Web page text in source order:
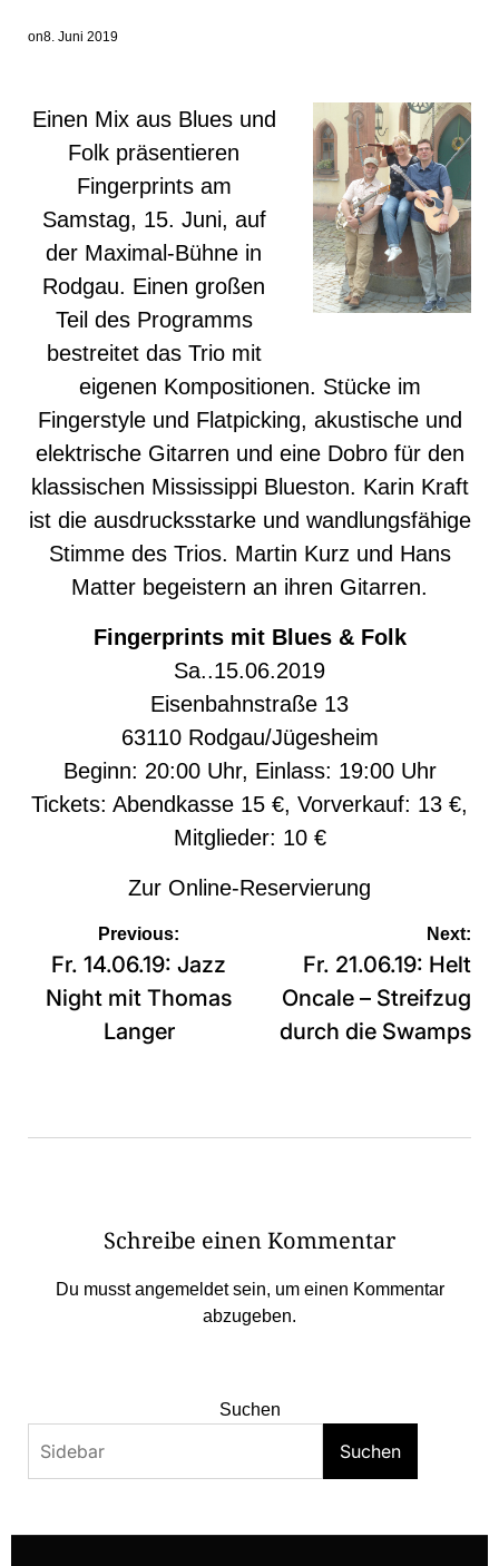
on8. Juni 2019
Einen Mix aus Blues und
Folk präsentieren
Fingerprints am
Samstag, 15. Juni, auf
der Maximal-Bühne in
Rodgau. Einen großen
Teil des Programms
bestreitet das Trio mit
eigenen Kompositionen. Stücke im
Fingerstyle und Flatpicking, akustische und
elektrische Gitarren und eine Dobro für den
klassischen Mississippi Blueston. Karin Kraft
ist die ausdrucksstarke und wandlungsfähige
Stimme des Trios. Martin Kurz und Hans
Matter begeistern an ihren Gitarren.
Fingerprints mit Blues & Folk
Sa..15.06.2019
Eisenbahnstraße 13
63110 Rodgau/Jügesheim
Beginn: 20:00 Uhr, Einlass: 19:00 Uhr
Tickets: Abendkasse 15 €, Vorverkauf: 13 €,
Mitglieder: 10 €
Zur Online-Reservierung
Beitragsnavigation
Previous:
Fr. 14.06.19: Jazz
Night mit Thomas
Langer
Next:
Fr. 21.06.19: Helt
Oncale – Streifzug
durch die Swamps
Schreibe einen Kommentar
Du musstangemeldetsein, um einen Kommentar
abzugeben.
Suchen
Suchen